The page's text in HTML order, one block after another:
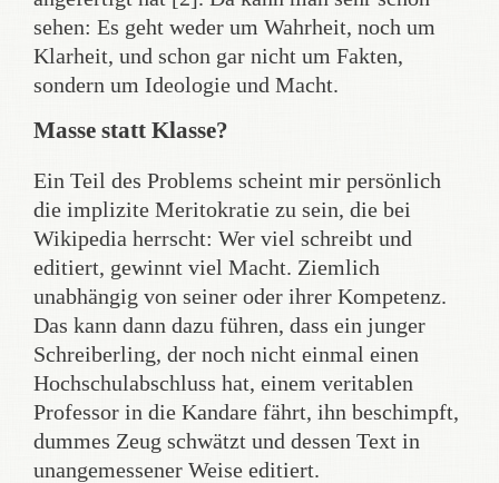
sehen: Es geht weder um Wahrheit, noch um
Klarheit, und schon gar nicht um Fakten,
sondern um Ideologie und Macht.
Masse statt Klasse?
Ein Teil des Problems scheint mir persönlich
die implizite Meritokratie zu sein, die bei
Wikipedia herrscht: Wer viel schreibt und
editiert, gewinnt viel Macht. Ziemlich
unabhängig von seiner oder ihrer Kompetenz.
Das kann dann dazu führen, dass ein junger
Schreiberling, der noch nicht einmal einen
Hochschulabschluss hat, einem veritablen
Professor in die Kandare fährt, ihn beschimpft,
dummes Zeug schwätzt und dessen Text in
unangemessener Weise editiert.